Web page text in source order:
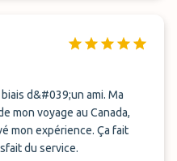
d&#039;un ami. Ma
mon voyage au Canada,
expérience. Ça fait
du service.